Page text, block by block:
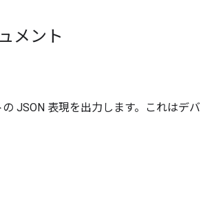
メント
JSON 表現を出力します。これはデバ